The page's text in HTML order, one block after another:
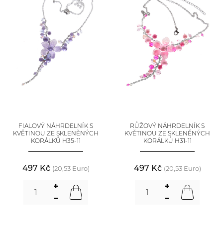
FIALOVÝ NÁHRDELNÍK S
KVĚTINOU ZE SKLENĚNÝCH
KORÁLKŮ H35-11
497 Kč (20,53 Euro)
RŮŽOVÝ NÁHRDELNÍK S
KVĚTINOU ZE SKLENĚNÝCH
KORÁLKŮ H31-11
497 Kč (20,53 Euro)